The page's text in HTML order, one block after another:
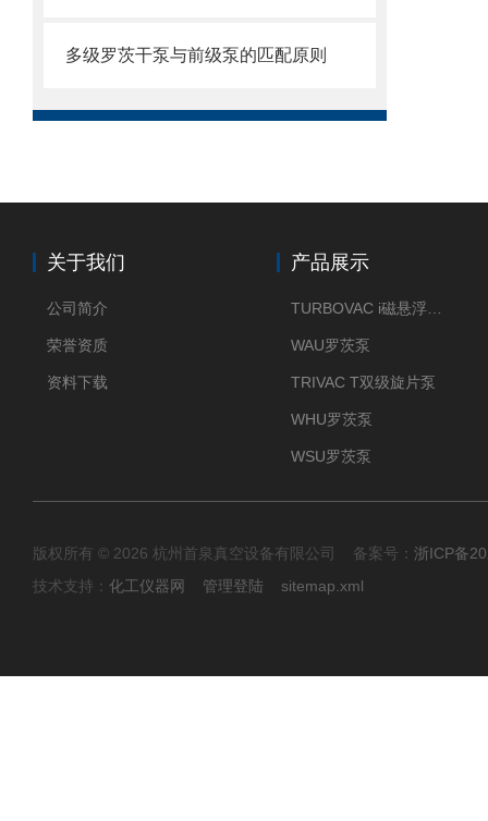
多级罗茨干泵与前级泵的匹配原则
关于我们
公司简介
荣誉资质
资料下载
产品展示
WAU罗茨泵
TRIVAC T双级旋片泵
WHU罗茨泵
WSU罗茨泵
版权所有 © 2026 杭州首泉真空设备有限公司 备案号： 浙ICP备
技术支持： 化工仪器网 管理登陆 sitemap.xml